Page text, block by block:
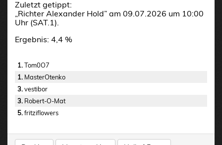
Zuletzt getippt:
„Richter Alexander Hold” am 09.07.2026 um 10:00
Uhr (SAT.1).
Ergebnis: 4,4 %
1.Tom0O7
1. MasterOtenko
3.vestibor
3. Robert-O-Mat
5.fritziflowers